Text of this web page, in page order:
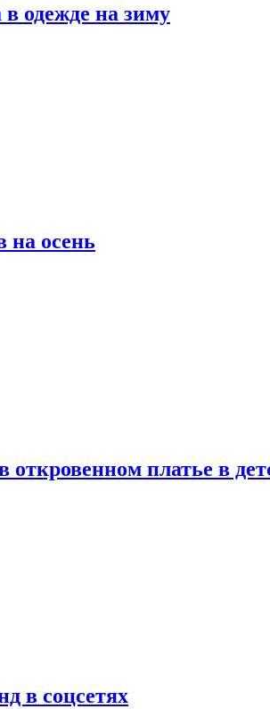
одежде на зиму
на осень
платье в
в соцсетях